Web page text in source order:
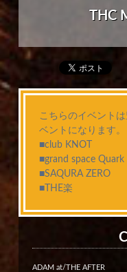
THC
こちらのイベント
ベントになります。
■club KNOT
■grand space Quark
■SAQURA ZERO
■THE楽
ADAM at/THE AFTER